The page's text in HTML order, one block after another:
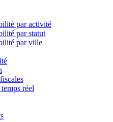
par activité
par statut
par ville
réel